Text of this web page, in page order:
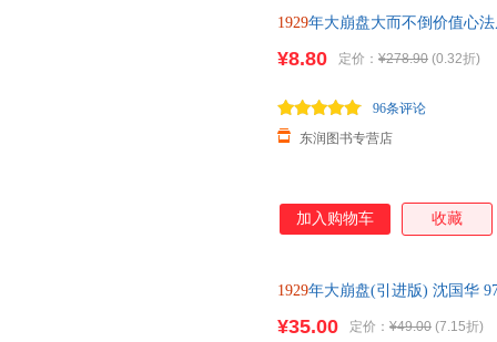
1929年大崩盘大而不倒价值心
¥8.80 定价： ¥278.90 (0.32折)
东润图书专营店
96条评论
加入购物车 收藏
1929年大崩盘(引进版) 沈国华
¥35.00 定价： ¥49.00 (7.15折)